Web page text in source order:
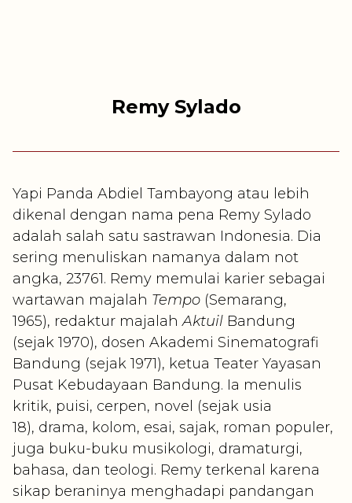
Remy Sylado
Yapi Panda Abdiel Tambayong atau lebih
dikenal dengan nama pena Remy Sylado
adalah salah satu sastrawan Indonesia. Dia
sering menuliskan namanya dalam not
angka, 23761. Remy memulai karier sebagai
wartawan majalah Tempo (Semarang,
1965), redaktur majalahAktuil Bandung
(sejak 1970), dosen Akademi Sinematografi
Bandung (sejak 1971), ketua Teater Yayasan
Pusat Kebudayaan Bandung. Ia menulis
kritik, puisi, cerpen, novel (sejak usia
18), drama, kolom, esai, sajak, roman populer,
juga buku-buku musikologi, dramaturgi,
bahasa, dan teologi. Remy terkenal karena
sikap beraninya menghadapi pandangan